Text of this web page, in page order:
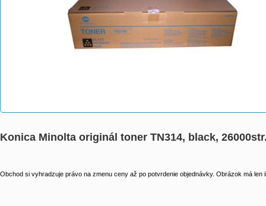
Konica Minolta originál toner TN314, black,
Obchod si vyhradzuje právo na zmenu ceny až po potvrdenie objednávky. Obrázok má len